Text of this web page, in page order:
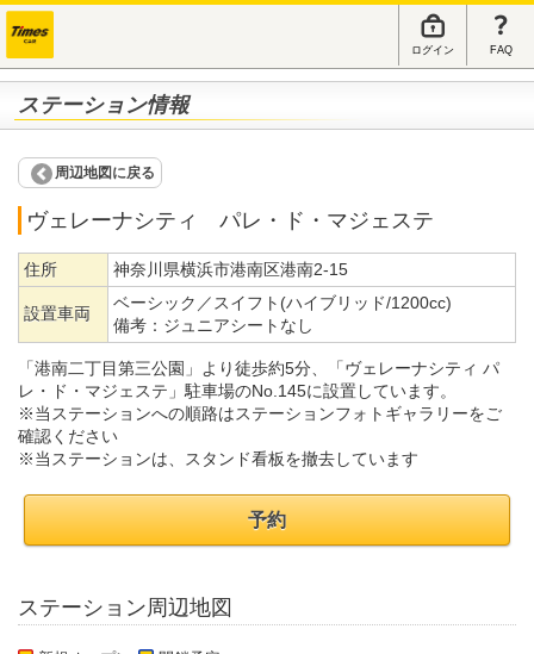
ログイン FAQ
ステーション情報
周辺地図に戻る
ヴェレーナシティ パレ・ド・マジェステ
住所 神奈川県横浜市港南区港南2-15
設置車両
ベーシック／スイフト(ハイブリッド/1200cc)
備考： ジュニアシートなし
「港南二丁目第三公園」より徒歩約5分、「ヴェレーナシティ パ
レ・ド・マジェステ」駐車場のNo.145に設置しています。
※当ステーションへの順路はステーションフォトギャラリーをご
確認ください
※当ステーションは、スタンド看板を撤去しています
予約
ステーション周辺地図